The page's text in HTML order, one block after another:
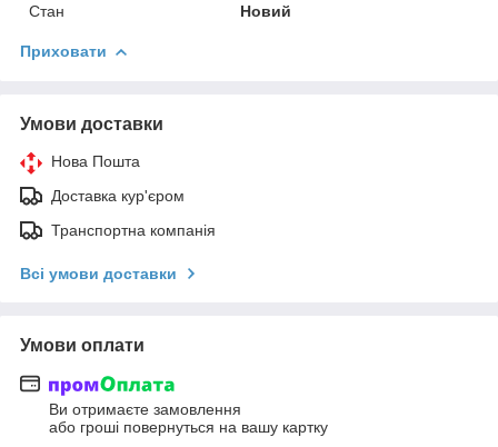
Стан
Новий
Приховати
Умови доставки
Нова Пошта
Доставка кур'єром
Транспортна компанія
Всі умови доставки
Умови оплати
Ви отримаєте замовлення
або гроші повернуться на вашу картку